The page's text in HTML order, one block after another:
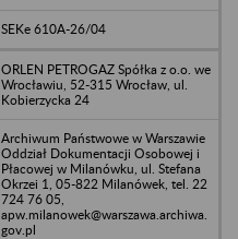
SEKe 610A-26/04
ORLEN PETROGAZ Spółka z o.o. we
Wrocławiu, 52-315 Wrocław, ul.
Kobierzycka 24
Archiwum Państwowe w Warszawie
Oddział Dokumentacji Osobowej i
Płacowej w Milanówku, ul. Stefana
Okrzei 1, 05-822 Milanówek, tel. 22
724 76 05,
apw.milanowek@warszawa.archiwa.
gov.pl